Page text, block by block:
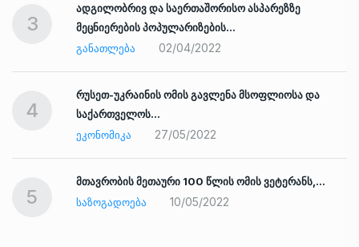
3
ადგილობრივ და საერთაშორისო ასპარეზზე
მეცნიერების პოპულარიზების…
ᲒᲐᲜᲐᲗᲚᲔᲑᲐ
02/04/2022
4
რუსეთ-უკრაინის ომის გავლენა მსოფლიოსა და
საქართველოს…
ᲔᲙᲝᲜᲝᲛᲘᲙᲐ
27/05/2022
5
მთავრობის მეთაური 100 წლის ომის ვეტერანს,…
ᲡᲐᲖᲝᲒᲐᲓᲝᲔᲑᲐ
10/05/2022